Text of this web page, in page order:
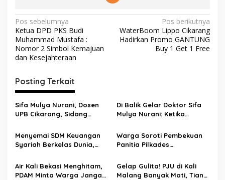
Pos sebelumnya
Ketua DPD PKS Budi
Muhammad Mustafa :
Nomor 2 Simbol Kemajuan
dan Kesejahteraan
Pos berikutnya
WaterBoom Lippo Cikarang
Hadirkan Promo GANTUNG
Buy 1 Get 1 Free
Posting Terkait
Sifa Mulya Nurani, Dosen
UPB Cikarang, Sidang
dipimpin Prof. Dr. H. Aden
Rosadi Dosen UIN SGD asal
Bekasi
Di Balik Gelar Doktor Sifa
Mulya Nurani: Ketika
Menyelamatkan Masa
Depan Anak Indonesia
Menyemai SDM Keuangan
Syariah Berkelas Dunia,
Akreditasi Unggul
Warga Soroti Pembekuan
Panitia Pilkades
Intervensi
Air Kali Bekasi Menghitam,
PDAM Minta Warga Jangan
Gelap Gulita! PJU di Kali
Malang Banyak Mati, Tiang